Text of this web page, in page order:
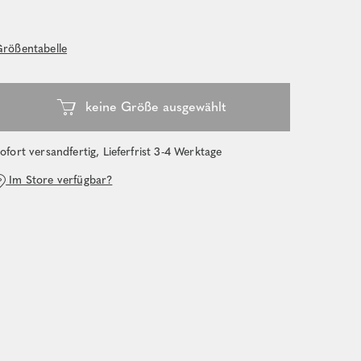
versandfertig, Lieferfrist 3-4 Werktage
Im Store verfügbar?